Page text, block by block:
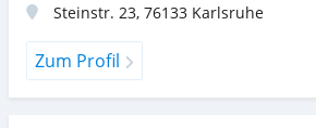
Steinstr. 23, 76133 Karlsruhe
Zum Profil